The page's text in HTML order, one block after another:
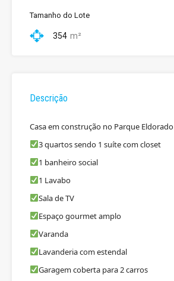
Tamanho do Lote
354 m²
Descrição
Casa em construção no Parque Eldorado
3 quartos sendo 1 suíte com closet
1 banheiro social
1 Lavabo
Sala de TV
Espaço gourmet amplo
Varanda
Lavanderia com estendal
Garagem coberta para 2 carros